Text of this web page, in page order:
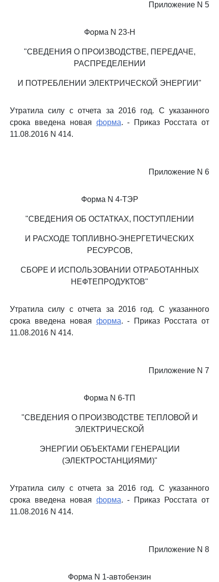
Приложение N 5
Форма N 23-Н
"СВЕДЕНИЯ О ПРОИЗВОДСТВЕ, ПЕРЕДАЧЕ,
РАСПРЕДЕЛЕНИИ
И ПОТРЕБЛЕНИИ ЭЛЕКТРИЧЕСКОЙ ЭНЕРГИИ"
Утратила силу с отчета за 2016 год. С указанного
срока введена новая форма. - Приказ Росстата от
11.08.2016 N 414.
Приложение N 6
Форма N 4-ТЭР
"СВЕДЕНИЯ ОБ ОСТАТКАХ, ПОСТУПЛЕНИИ
И РАСХОДЕ ТОПЛИВНО-ЭНЕРГЕТИЧЕСКИХ
РЕСУРСОВ,
СБОРЕ И ИСПОЛЬЗОВАНИИ ОТРАБОТАННЫХ
НЕФТЕПРОДУКТОВ"
Утратила силу с отчета за 2016 год. С указанного
срока введена новая форма. - Приказ Росстата от
11.08.2016 N 414.
Приложение N 7
Форма N 6-ТП
"СВЕДЕНИЯ О ПРОИЗВОДСТВЕ ТЕПЛОВОЙ И
ЭЛЕКТРИЧЕСКОЙ
ЭНЕРГИИ ОБЪЕКТАМИ ГЕНЕРАЦИИ
(ЭЛЕКТРОСТАНЦИЯМИ)"
Утратила силу с отчета за 2016 год. С указанного
срока введена новая форма. - Приказ Росстата от
11.08.2016 N 414.
Приложение N 8
Форма N 1-автобензин